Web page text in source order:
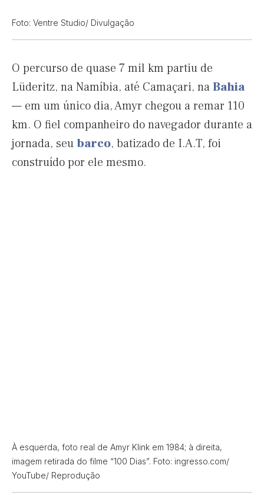
Foto: Ventre Studio/ Divulgação
O percurso de quase 7 mil km partiu de
Lüderitz, na Namíbia, até Camaçari, naBahia
— em um único dia, Amyr chegou a remar 110
km. O fiel companheiro do navegador durante a
jornada, seubarco, batizado de I.A.T, foi
construído por ele mesmo.
À esquerda, foto real de Amyr Klink em 1984; à direita,
imagem retirada do filme “100 Dias”. Foto: ingresso.com/
YouTube/ Reprodução